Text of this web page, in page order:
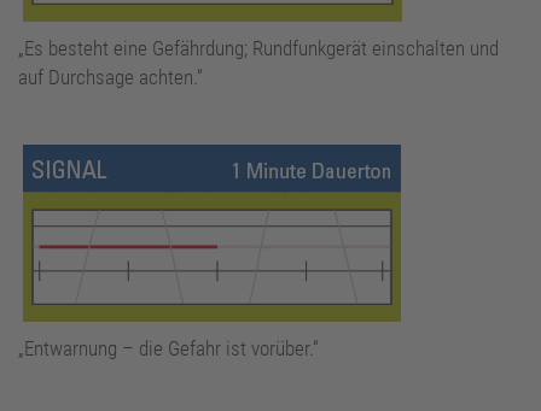
„Es besteht eine Gefährdung; Rundfunkgerät einschalten und
auf Durchsage achten.“
„Entwarnung – die Gefahr ist vorüber.“